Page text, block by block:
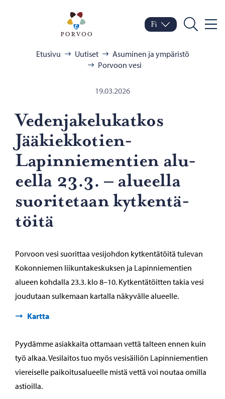
Porvoo – Siirry
Vaihda kieltä
Nykyinen kieli: Suomi
Fi
Hae
Etusivu Uutiset
Asuminen ja ympäristö
Porvoon vesi
19.03.2026
Ve­den­ja­ke­lu­kat­kos
Jääkiekkotien-​
Lapinniementien alu­
eel­la 23.3. – alu­eel­la
suo­ri­te­taan kyt­ken­tä­
töi­tä
Porvoon vesi suorittaa vesijohdon kytkentätöitä tulevan
Kokonniemen liikuntakeskuksen ja Lapinniementien
alueen kohdalla 23.3. klo 8–10. Kytkentätöitten takia vesi
joudutaan sulkemaan kartalla näkyvälle alueelle.
Kartta
Pyydämme asiakkaita ottamaan vettä talteen ennen kuin
työ alkaa. Vesilaitos tuo myös vesisäiliön Lapinniementien
viereiselle paikoitusalueelle mistä vettä voi noutaa omilla
astioilla.